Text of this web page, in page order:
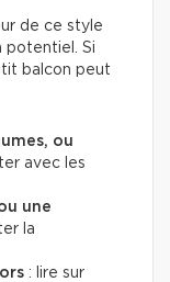
de ce style
potentiel. Si
balcon peut
ou
avec les
une
la
: lire sur